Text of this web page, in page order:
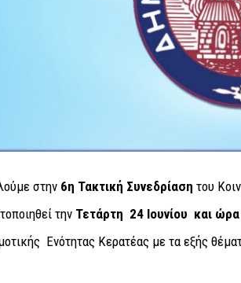
στην 6η Τακτική Συνεδρίαση του
την Τετάρτη 24 Ιουνίου και
Ενότητας Κερατέας με τα εξής